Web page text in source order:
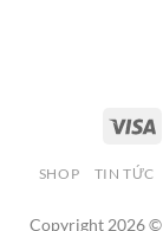
SHOP TIN TỨC
Copyright 2026 ©